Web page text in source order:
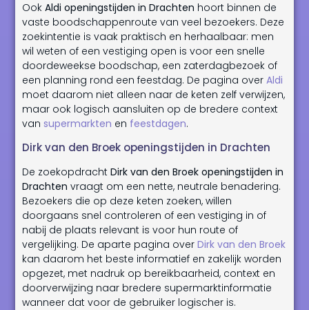
OokAldi openingstijden in Drachten hoort binnen de
vaste boodschappenroute van veel bezoekers. Deze
zoekintentie is vaak praktisch en herhaalbaar: men
wil weten of een vestiging open is voor een snelle
doordeweekse boodschap, een zaterdagbezoek of
een planning rond een feestdag. De pagina overAldi
moet daarom niet alleen naar de keten zelf verwijzen,
maar ook logisch aansluiten op de bredere context
vansupermarkten en feestdagen.
Dirk van den Broek openingstijden in Drachten
De zoekopdrachtDirk van den Broek openingstijden in
Drachten vraagt om een nette, neutrale benadering.
Bezoekers die op deze keten zoeken, willen
doorgaans snel controleren of een vestiging in of
nabij de plaats relevant is voor hun route of
vergelijking. De aparte pagina overDirk van den Broek
kan daarom het beste informatief en zakelijk worden
opgezet, met nadruk op bereikbaarheid, context en
doorverwijzing naar bredere supermarktinformatie
wanneer dat voor de gebruiker logischer is.